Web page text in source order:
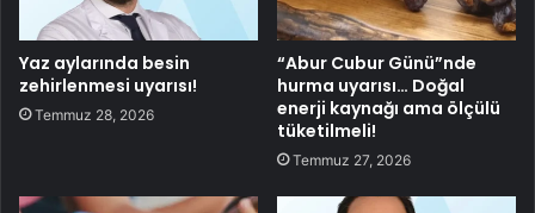
Yaz aylarında besin
zehirlenmesi uyarısı!
Temmuz 28, 2026
“Abur Cubur Günü”nde
hurma uyarısı… Doğal
enerji kaynağı ama ölçülü
tüketilmeli!
Temmuz 27, 2026